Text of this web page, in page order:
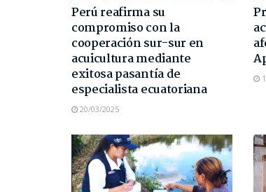
Perú reafirma su
compromiso con la
cooperación sur-sur en
acuicultura mediante
exitosa pasantía de
especialista ecuatoriana
20/03/2025